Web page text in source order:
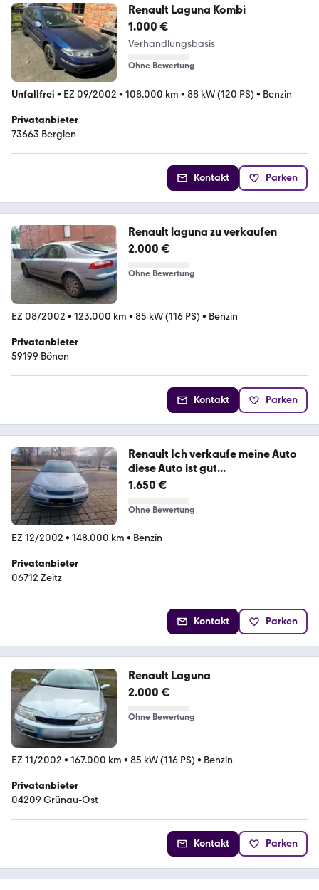
Renault Laguna Kombi
1.000 €
Verhandlungsbasis
Ohne Bewertung
Unfallfrei • EZ 09/2002 • 108.000 km • 88 kW (120 PS) • Benzin
Privatanbieter
73663 Berglen
Kontakt Parken
Renault laguna zu verkaufen
2.000 €
Ohne Bewertung
EZ 08/2002 • 123.000 km • 85 kW (116 PS) • Benzin
Privatanbieter
59199 Bönen
Kontakt Parken
Renault Ich verkaufe meine Auto
diese Auto ist gut...
1.650 €
Ohne Bewertung
EZ 12/2002 • 148.000 km • Benzin
Privatanbieter
06712 Zeitz
Kontakt Parken
Renault Laguna
2.000 €
Ohne Bewertung
EZ 11/2002 • 167.000 km • 85 kW (116 PS) • Benzin
Privatanbieter
04209 Grünau-Ost
Kontakt Parken